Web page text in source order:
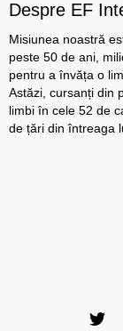
Despre EF
Misiunea noastră
peste 50 de ani,
pentru a învăța o
Astăzi, cursanți din
limbi în cele 52 de
de țări din întreaga